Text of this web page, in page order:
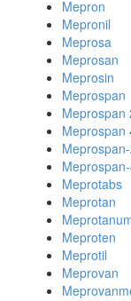
Mepron
Mepronil
Meprosa
Meprosan
Meprosin
Meprospan
Meprospan
Meprospan
Meprotabs
Meprotan
Meproten
Meprotil
Meprovan